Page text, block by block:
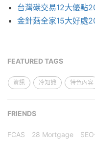
台灣碳交易12大優點
金針菇全家15大好處
FEATURED TAGS
資訊 冷知識 特色內容
FRIENDS
FCAS 28 Mortgage